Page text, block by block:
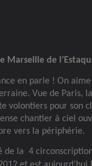
Marseille de
en parle ! On
Vue de Paris,
volontiers pour son
chantier à ciel
vers la périphérie.
de la 4